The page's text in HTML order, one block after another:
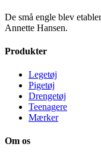
De små engle blev
Annette Hansen.
Produkter
Legetøj
Pigetøj
Drengetøj
Teenagere
Mærker
Om os